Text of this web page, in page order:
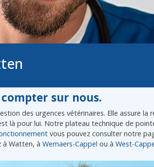
sur nous.
des urgences vétérinaires. Elle assure la
là pour lui. Notre plateau technique de
vous pouvez consulter notre
à Watten, à Wemaers-Cappel ou à West-